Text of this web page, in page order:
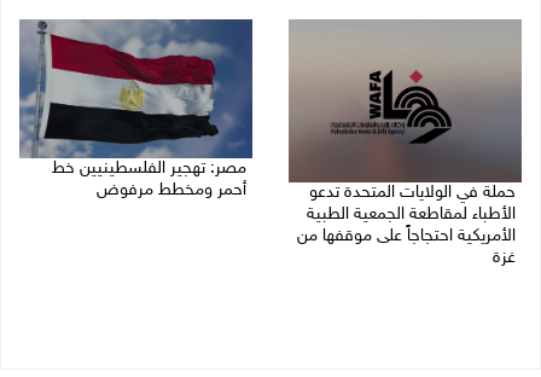
حملة في الولايات المتحدة تدعو
الأطباء لمقاطعة الجمعية الطبية
الأمريكية احتجاجاً على موقفها من
غزة
مصر: تهجير الفلسطينيين خط
أحمر ومخطط مرفوض